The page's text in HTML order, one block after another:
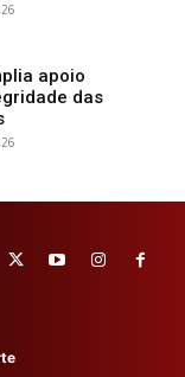
apoio
das